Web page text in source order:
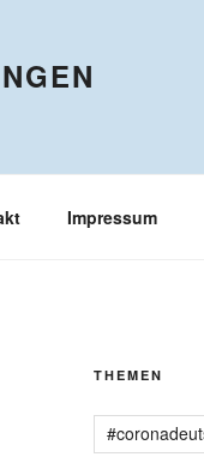
Impressum
THEMEN